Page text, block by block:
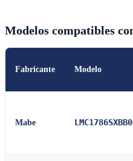
Modelos compatibles
Fabricante Modelo
Mabe LMC1786SXBB0